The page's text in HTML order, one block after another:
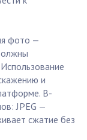
фото —
и
В-
JPEG —
сжатие без